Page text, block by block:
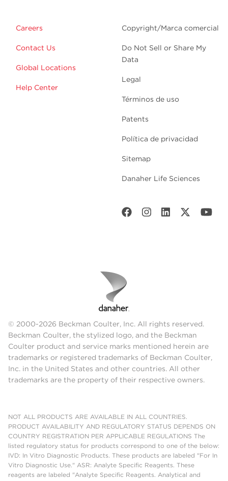
Careers
Contact Us
Global Locations
Help Center
Copyright/Marca comercial
Do Not Sell or Share My
Data
Legal
Términos de uso
Patents
Política de privacidad
Sitemap
Danaher Life Sciences
© 2000-2026 Beckman Coulter, Inc. All rights reserved.
Beckman Coulter, the stylized logo, and the Beckman
Coulter product and service marks mentioned herein are
trademarks or registered trademarks of Beckman Coulter,
Inc. in the United States and other countries. All other
trademarks are the property of their respective owners.
NOT ALL PRODUCTS ARE AVAILABLE IN ALL COUNTRIES.
PRODUCT AVAILABILITY AND REGULATORY STATUS DEPENDS ON
COUNTRY REGISTRATION PER APPLICABLE REGULATIONS The
listed regulatory status for products correspond to one of the below:
IVD: In Vitro Diagnostic Products. These products are labeled "For In
Vitro Diagnostic Use." ASR: Analyte Specific Reagents. These
reagents are labeled "Analyte Specific Reagents. Analytical and